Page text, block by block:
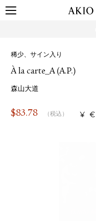
稀少、サイン入り
À la carte_A (A.P.)
森山大道
$83.78 （税込） ¥ €
ONLINE